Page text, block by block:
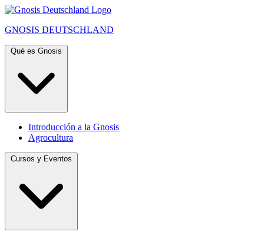
GNOSIS DEUTSCHLAND
Qué es Gnosis
Introducción a la Gnosis
Agrocultura
Cursos y Eventos